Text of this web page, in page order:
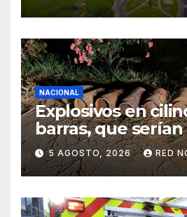
NACIONAL
Explosivos en
barras, que
en Cali, fueron
por la Policía
5 AGOSTO, 2026 RED